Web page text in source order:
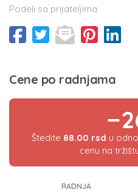
Podeli sa prijateljima
Cene po radnjama
Štedite 88.00 rsd u
cenu na
RADNJA